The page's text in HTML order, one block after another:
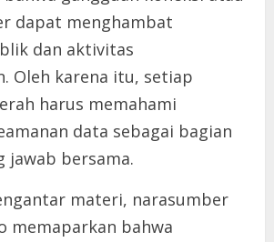
dapat menghambat
dan aktivitas
Oleh karena itu, setiap
harus memahami
data sebagai bagian
jawab bersama.
materi, narasumber
memaparkan bahwa